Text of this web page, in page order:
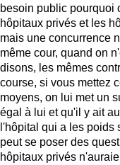
besoin public pourquoi
hôpitaux privés et les
mais une concurrence
même cour, quand on
disons, les mêmes
course, si vous mettez
moyens, on lui met un
égal à lui et qu'il y ait
l'hôpital qui a les poids
peut se poser des
hôpitaux privés